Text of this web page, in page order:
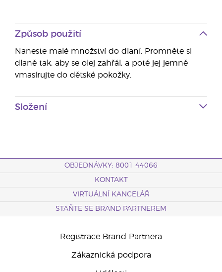
Způsob použití
Naneste malé množství do dlaní. Promněte si
dlaně tak, aby se olej zahřál, a poté jej jemně
vmasírujte do dětské pokožky.
Složení
OBJEDNÁVKY: 8001 44066
KONTAKT
VIRTUÁLNÍ KANCELÁŘ
STAŇTE SE BRAND PARTNEREM
Registrace Brand Partnera
Zákaznická podpora